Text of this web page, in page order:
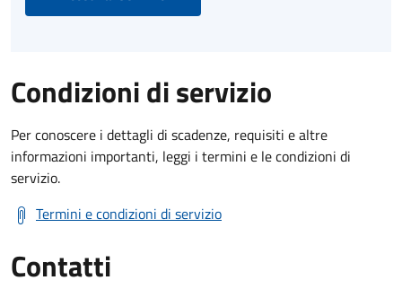
Condizioni di servizio
Per conoscere i dettagli di scadenze, requisiti e altre
informazioni importanti, leggi i termini e le condizioni di
servizio.
Termini e condizioni di servizio
Contatti